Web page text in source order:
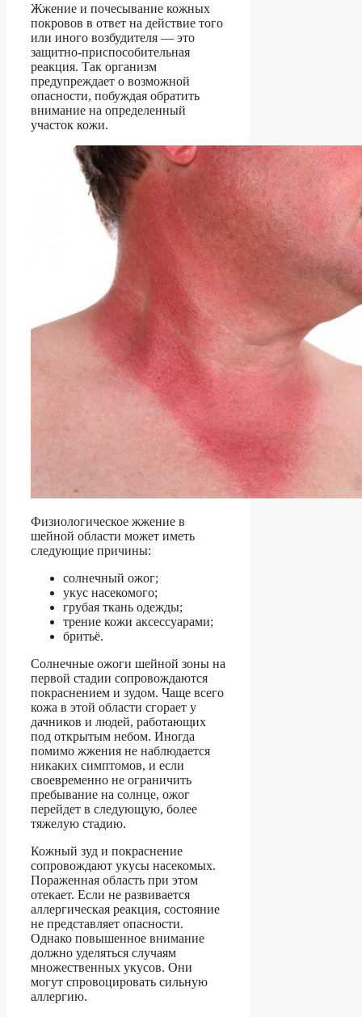
Жжение и почесывание кожных
покровов в ответ на действие того
или иного возбудителя — это
защитно-приспособительная
реакция. Так организм
предупреждает о возможной
опасности, побуждая обратить
внимание на определенный
участок кожи.
Физиологическое жжение в
шейной области может иметь
следующие причины:
солнечный ожог;
укус насекомого;
грубая ткань одежды;
трение кожи аксессуарами;
бритьё.
Солнечные ожоги шейной зоны на
первой стадии сопровождаются
покраснением и зудом. Чаще всего
кожа в этой области сгорает у
дачников и людей, работающих
под открытым небом. Иногда
помимо жжения не наблюдается
никаких симптомов, и если
своевременно не ограничить
пребывание на солнце, ожог
перейдет в следующую, более
тяжелую стадию.
Кожный зуд и покраснение
сопровождают укусы насекомых.
Пораженная область при этом
отекает. Если не развивается
аллергическая реакция, состояние
не представляет опасности.
Однако повышенное внимание
должно уделяться случаям
множественных укусов. Они
могут спровоцировать сильную
аллергию.